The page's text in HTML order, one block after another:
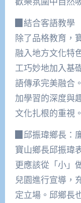
▉結合客語教
除了品格教育，
融入地方文化特
工巧妙地加入基
語傳承完美融合
加學習的深度與
文化扎根的重視。
▉邱振瑋鄉長：
寶山鄉長邱振瑋
更應該從「小」
兒園進行宣導，
定立場。邱鄉長